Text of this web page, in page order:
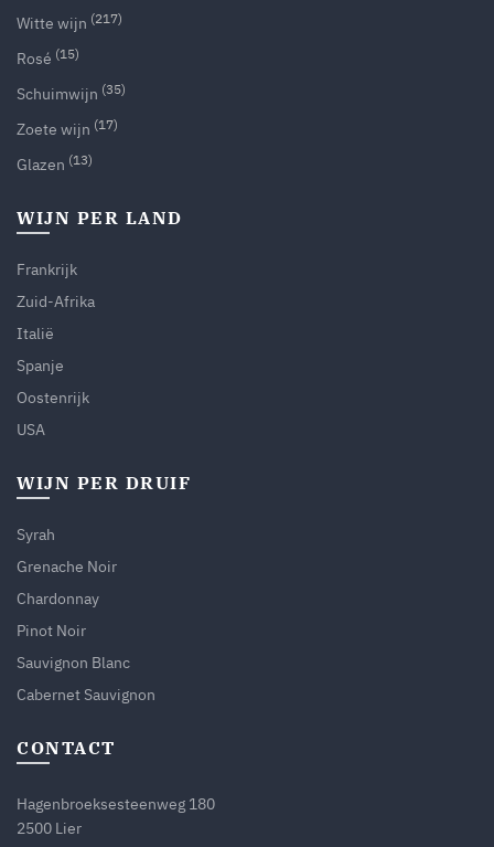
Witte wijn (217)
Rosé (15)
Schuimwijn (35)
Zoete wijn (17)
Glazen (13)
WIJN PER LAND
Frankrijk
Zuid-Afrika
Italië
Spanje
Oostenrijk
USA
WIJN PER DRUIF
Syrah
Grenache Noir
Chardonnay
Pinot Noir
Sauvignon Blanc
Cabernet Sauvignon
CONTACT
Hagenbroeksesteenweg 180
2500 Lier